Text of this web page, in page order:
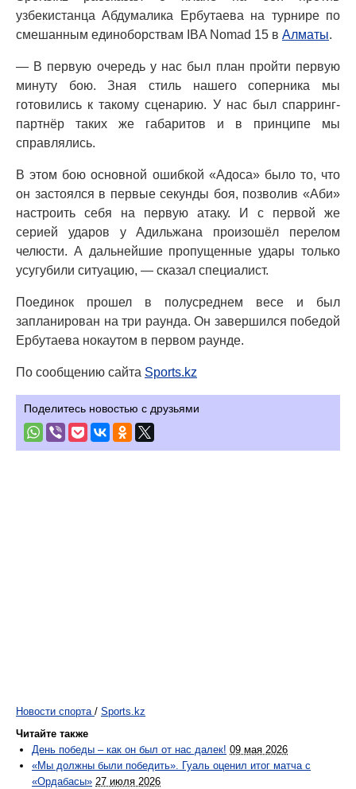
узбекистанца Абдумалика Ербутаева на турнире по
смешанным единоборствам IBA Nomad 15 в Алматы.
— В первую очередь у нас был план пройти первую
минуту бою. Зная стиль нашего соперника мы
готовились к такому сценарию. У нас был спарринг-
партнёр таких же габаритов и в принципе мы
справлялись.
В этом бою основной ошибкой «Адоса» было то, что
он застоялся в первые секунды боя, позволив «Аби»
настроить себя на первую атаку. И с первой же
серией ударов у Адильжана произошёл перелом
челюсти. А дальнейшие пропущенные удары только
усугубили ситуацию, — сказал специалист.
Поединок прошел в полусреднем весе и был
запланирован на три раунда. Он завершился победой
Ербутаева нокаутом в первом раунде.
По сообщению сайта Sports.kz
Поделитесь новостью с друзьями
Новости спорта / Sports.kz
Читайте также
День победы – как он был от нас далек! 09 мая 2026
«Мы должны были победить». Гуаль оценил итог матча с
«Ордабасы» 27 июля 2026